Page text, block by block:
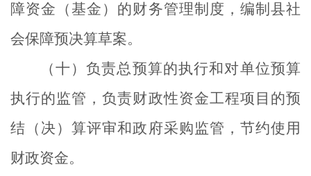
障资金（基金）的财务管理制度，编制县社
会保障预决算草案。
（十）负责总预算的执行和对单位预算
执行的监管，负责财政性资金工程项目的预
结（决）算评审和政府采购监管，节约使用
财政资金。